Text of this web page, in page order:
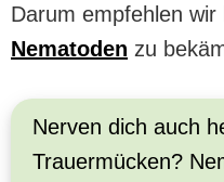
Darum empfehlen wir
Nematoden zu
Nerven dich auch
Trauermücken?